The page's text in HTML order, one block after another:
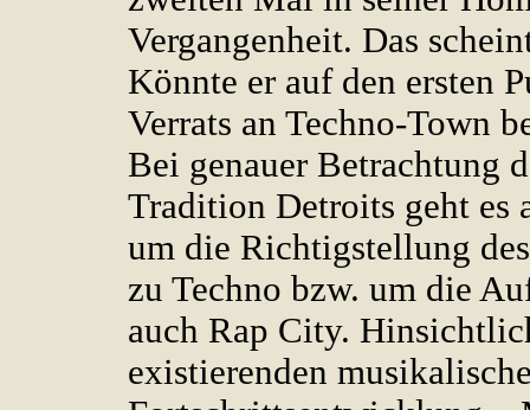
Vergangenheit. Das
Könnte er auf den ersten
Verrats an Techno-Town
Bei genauer Betrachtung
Tradition Detroits geht es
um die Richtigstellung
zu Techno bzw. um die
auch Rap City.
existierenden